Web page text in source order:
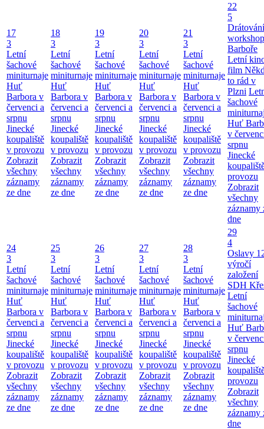
17
3
Letní
šachové
miniturnaje
Huť
Barbora v
červenci a
srpnu
Jinecké
koupaliště
v provozu
Zobrazit
všechny
záznamy
ze dne
18
3
Letní
šachové
miniturnaje
Huť
Barbora v
červenci a
srpnu
Jinecké
koupaliště
v provozu
Zobrazit
všechny
záznamy
ze dne
19
3
Letní
šachové
miniturnaje
Huť
Barbora v
červenci a
srpnu
Jinecké
koupaliště
v provozu
Zobrazit
všechny
záznamy
ze dne
20
3
Letní
šachové
miniturnaje
Huť
Barbora v
červenci a
srpnu
Jinecké
koupaliště
v provozu
Zobrazit
všechny
záznamy
ze dne
21
3
Letní
šachové
miniturnaje
Huť
Barbora v
červenci a
srpnu
Jinecké
koupaliště
v provozu
Zobrazit
všechny
záznamy
ze dne
22
5
Barboře
Letní
film
to rád v
Plzni
šachové
Huť
v
srpnu
Jinecké
provozu
Zobrazit
všechny
záznamy
dne
24
3
Letní
šachové
miniturnaje
Huť
Barbora v
červenci a
srpnu
Jinecké
koupaliště
v provozu
Zobrazit
všechny
záznamy
ze dne
25
3
Letní
šachové
miniturnaje
Huť
Barbora v
červenci a
srpnu
Jinecké
koupaliště
v provozu
Zobrazit
všechny
záznamy
ze dne
26
3
Letní
šachové
miniturnaje
Huť
Barbora v
červenci a
srpnu
Jinecké
koupaliště
v provozu
Zobrazit
všechny
záznamy
ze dne
27
3
Letní
šachové
miniturnaje
Huť
Barbora v
červenci a
srpnu
Jinecké
koupaliště
v provozu
Zobrazit
všechny
záznamy
ze dne
28
3
Letní
šachové
miniturnaje
Huť
Barbora v
červenci a
srpnu
Jinecké
koupaliště
v provozu
Zobrazit
všechny
záznamy
ze dne
29
4
Oslavy
výročí
založení
SDH
Letní
šachové
Huť
v
srpnu
Jinecké
provozu
Zobrazit
všechny
záznamy
dne